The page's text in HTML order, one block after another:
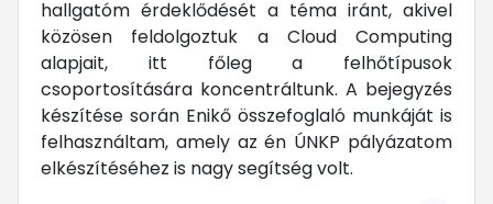
hallgatóm érdeklődését a téma iránt, akivel
közösen feldolgoztuk a Cloud Computing
alapjait, itt főleg a felhőtípusok
csoportosítására koncentráltunk. A bejegyzés
készítése során Enikő összefoglaló munkáját is
felhasználtam, amely az én ÚNKP pályázatom
elkészítéséhez is nagy segítség volt.